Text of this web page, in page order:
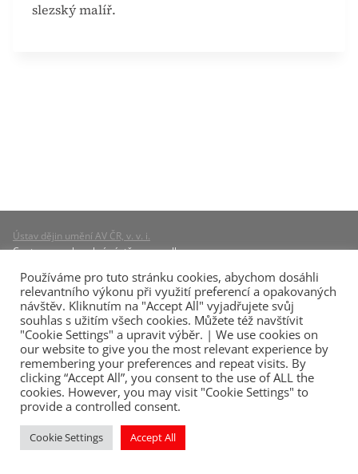
slezský malíř.
Ústav dějin umění AV ČR, v. v. i.
Centrum pro barokní nástěnnou malbu
e-mail:quirin-lexikon@udu.cas.cz
přístup pro správu a redakci: login
zásady ochrany osobních údajů (CZ)
privacy policy (EN)
hosting a technická podpora:SUNDOWN.cz
© 2026, quirin-lexikon.art | QL.A
© 2026,Ústav dějin umění AV ČR, v. v. i.
© 2026, autorky a autoři textů a fotografií
šablona WordPressKadence WP
Používáme pro tuto stránku cookies, abychom dosáhli
relevantního výkonu při využití preferencí a opakovaných
návštěv. Kliknutím na "Accept All" vyjadřujete svůj
souhlas s užitím všech cookies. Můžete též navštívit
"Cookie Settings" a upravit výběr. | We use cookies on
our website to give you the most relevant experience by
remembering your preferences and repeat visits. By
clicking “Accept All”, you consent to the use of ALL the
cookies. However, you may visit "Cookie Settings" to
provide a controlled consent.
Cookie Settings Accept All